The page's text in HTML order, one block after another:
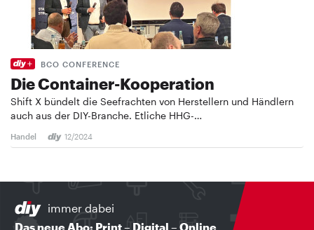
BCO CONFERENCE
Die Container-Kooperation
Shift X bündelt die Seefrachten von Herstellern und Händlern
auch aus der DIY-Branche. Etliche HHG-…
Handel 12/2024
immer dabei
Das neue Abo: Print – Digital – Online